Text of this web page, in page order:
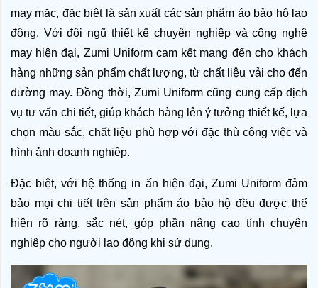
may mặc, đặc biệt là sản xuất các sản phẩm áo bảo hộ lao
động. Với đội ngũ thiết kế chuyên nghiệp và công nghệ
may hiện đại, Zumi Uniform cam kết mang đến cho khách
hàng những sản phẩm chất lượng, từ chất liệu vải cho đến
đường may. Đồng thời, Zumi Uniform cũng cung cấp dịch
vụ tư vấn chi tiết, giúp khách hàng lên ý tưởng thiết kế, lựa
chọn màu sắc, chất liệu phù hợp với đặc thù công việc và
hình ảnh doanh nghiệp.
Đặc biệt, với hệ thống in ấn hiện đại, Zumi Uniform đảm
bảo mọi chi tiết trên sản phẩm áo bảo hộ đều được thể
hiện rõ ràng, sắc nét, góp phần nâng cao tính chuyên
nghiệp cho người lao động khi sử dụng.